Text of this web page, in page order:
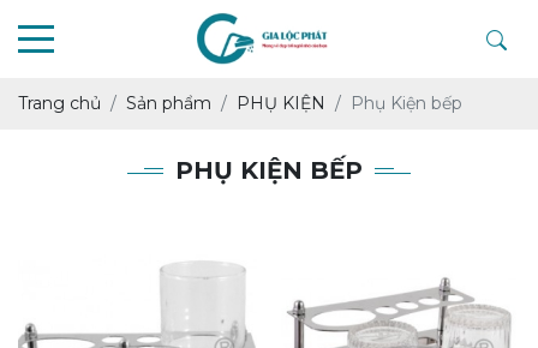
Trang chủ Sản phẩm PHỤ KIỆN Phụ Kiện bếp
PHỤ KIỆN BẾP